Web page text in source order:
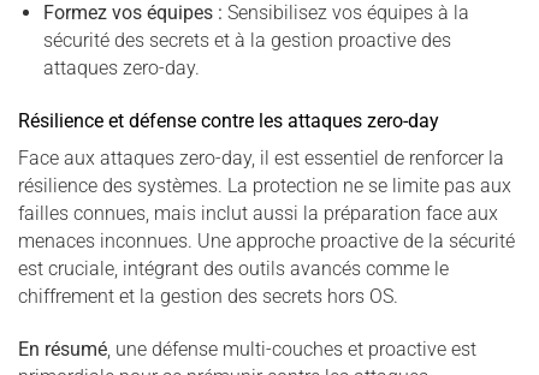
Formez vos équipes : Sensibilisez vos équipes à la
sécurité des secrets et à la gestion proactive des
attaques zero-day.
Résilience et défense contre les attaques zero-day
Face aux attaques zero-day, il est essentiel de renforcer la
résilience des systèmes. La protection ne se limite pas aux
failles connues, mais inclut aussi la préparation face aux
menaces inconnues. Une approche proactive de la sécurité
est cruciale, intégrant des outils avancés comme le
chiffrement et la gestion des secrets hors OS.
En résumé , une défense multi-couches et proactive est